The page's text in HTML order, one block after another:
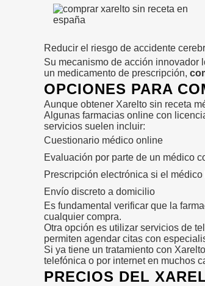
Reducir el riesgo de accidente
Su mecanismo de acción innovador
un medicamento de prescripción,
OPCIONES PARA
Aunque obtener Xarelto sin receta
Algunas farmacias online con
servicios suelen incluir:
Cuestionario médico online
Evaluación por parte de un médico
Prescripción electrónica si el
Envío discreto a domicilio
Es fundamental verificar que la
cualquier compra.
Otra opción es utilizar servicios de
permiten agendar citas con
Si ya tiene un tratamiento con
telefónica o por internet en muchos
PRECIOS DEL